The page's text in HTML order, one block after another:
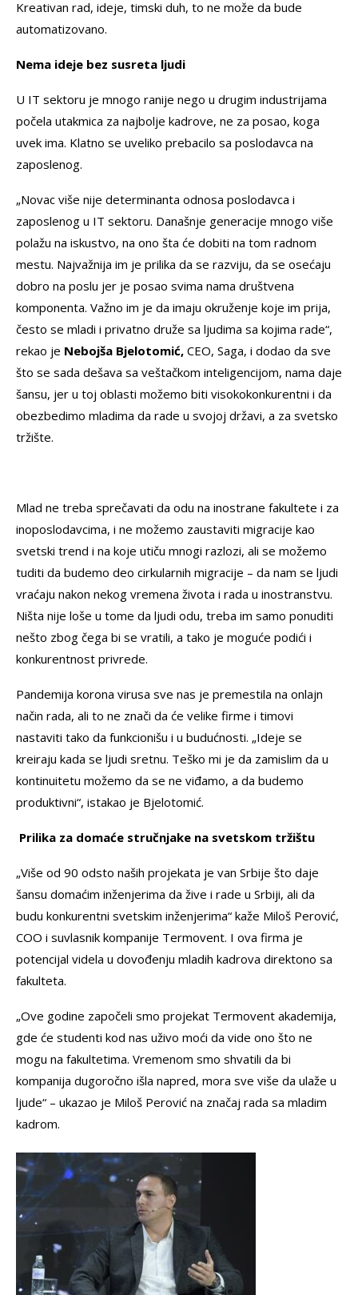
Kreativan rad, ideje, timski duh, to ne može da bude
automatizovano.
Nema ideje bez susreta ljudi
U IT sektoru je mnogo ranije nego u drugim industrijama
počela utakmica za najbolje kadrove, ne za posao, koga
uvek ima. Klatno se uveliko prebacilo sa poslodavca na
zaposlenog.
„Novac više nije determinanta odnosa poslodavca i
zaposlenog u IT sektoru. Današnje generacije mnogo više
polažu na iskustvo, na ono šta će dobiti na tom radnom
mestu. Najvažnija im je prilika da se razviju, da se osećaju
dobro na poslu jer je posao svima nama društvena
komponenta. Važno im je da imaju okruženje koje im prija,
često se mladi i privatno druže sa ljudima sa kojima rade“,
rekao je Nebojša Bjelotomić, CEO, Saga, i dodao da sve
što se sada dešava sa veštačkom inteligencijom, nama daje
šansu, jer u toj oblasti možemo biti visokokonkurentni i da
obezbedimo mladima da rade u svojoj državi, a za svetsko
tržište.
Mlad ne treba sprečavati da odu na inostrane fakultete i za
inoposlodavcima, i ne možemo zaustaviti migracije kao
svetski trend i na koje utiču mnogi razlozi, ali se možemo
tuditi da budemo deo cirkularnih migracije – da nam se ljudi
vraćaju nakon nekog vremena života i rada u inostranstvu.
Ništa nije loše u tome da ljudi odu, treba im samo ponuditi
nešto zbog čega bi se vratili, a tako je moguće podići i
konkurentnost privrede.
Pandemija korona virusa sve nas je premestila na onlajn
način rada, ali to ne znači da će velike firme i timovi
nastaviti tako da funkcionišu i u budućnosti. „Ideje se
kreiraju kada se ljudi sretnu. Teško mi je da zamislim da u
kontinuitetu možemo da se ne viđamo, a da budemo
produktivni“, istakao je Bjelotomić.
Prilika za domaće stručnjake na svetskom tržištu
„Više od 90 odsto naših projekata je van Srbije što daje
šansu domaćim inženjerima da žive i rade u Srbiji, ali da
budu konkurentni svetskim inženjerima“ kaže Miloš Perović,
COO i suvlasnik kompanije Termovent. I ova firma je
potencijal videla u dovođenju mladih kadrova direktono sa
fakulteta.
„Ove godine započeli smo projekat Termovent akademija,
gde će studenti kod nas uživo moći da vide ono što ne
mogu na fakultetima. Vremenom smo shvatili da bi
kompanija dugoročno išla napred, mora sve više da ulaže u
ljude“ – ukazao je Miloš Perović na značaj rada sa mladim
kadrom.